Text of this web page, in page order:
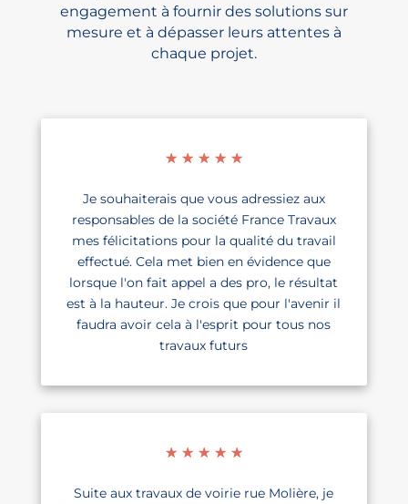
engagement à fournir des solutions sur
mesure et à dépasser leurs attentes à
chaque projet.
☆ ☆ ☆ ☆ ☆
Je souhaiterais que vous adressiez aux
responsables de la société France Travaux
mes félicitations pour la qualité du travail
effectué. Cela met bien en évidence que
lorsque l'on fait appel a des pro, le résultat
est à la hauteur. Je crois que pour l'avenir il
faudra avoir cela à l'esprit pour tous nos
travaux futurs
☆ ☆ ☆ ☆ ☆
Suite aux travaux de voirie rue Molière, je